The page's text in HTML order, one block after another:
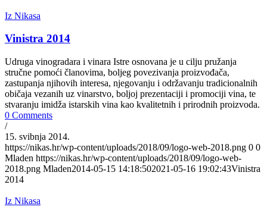
Iz Nikasa
Vinistra 2014
Udruga vinogradara i vinara Istre osnovana je u cilju pružanja
stručne pomoći članovima, boljeg povezivanja proizvođača,
zastupanja njihovih interesa, njegovanju i održavanju tradicionalnih
običaja vezanih uz vinarstvo, boljoj prezentaciji i promociji vina, te
stvaranju imidža istarskih vina kao kvalitetnih i prirodnih proizvoda.
0 Comments
/
15. svibnja 2014.
https://nikas.hr/wp-content/uploads/2018/09/logo-web-2018.png 0 0
Mladen https://nikas.hr/wp-content/uploads/2018/09/logo-web-
2018.png Mladen2014-05-15 14:18:502021-05-16 19:02:43Vinistra
2014
Iz Nikasa